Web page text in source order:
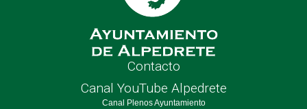
Contacto
Canal YouTube Alpedrete
Canal Plenos Ayuntamiento